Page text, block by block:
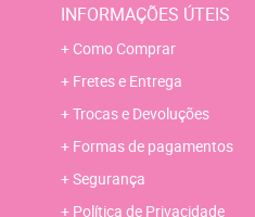
INFORMAÇÕES ÚTEIS
Como Comprar
Fretes e Entrega
Trocas e Devoluções
Formas de pagamentos
Segurança
Política de Privacidade